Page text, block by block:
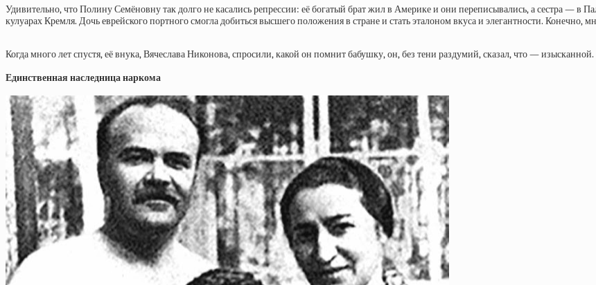
Удивительно, что Полину Семёновну так долго не касались репрессии: её богатый брат жил в Америке и они переписывались, а сестра —
кулуарах Кремля. Дочь еврейского портного смогла добиться высшего положения в стране и стать эталоном вкуса и элегантности. Конечно,
Когда много лет спустя, её внука, Вячеслава Никонова, спросили, какой он помнит бабушку, он, без тени раздумий, сказал, что — изысканной.
Единственная наследница наркома